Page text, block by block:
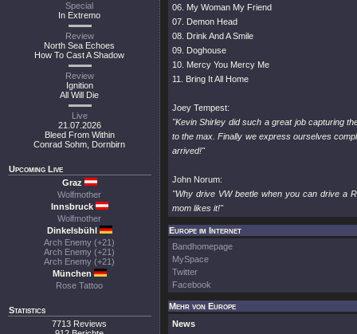
Special
In Extremo
Review
North Sea Echoes
How To Cast A Shadow
Review
Ignition
All Will Die
Live
21.07.2026
Bleed From Within
Conrad Sohm, Dornbirn
Upcoming Live
Graz
Wolfmother
Innsbruck
Wolfmother
Dinkelsbühl
Arch Enemy (+21)
Arch Enemy (+21)
Arch Enemy (+21)
München
Rose Tattoo
Statistics
7713 Reviews
06. My Woman My Friend
07. Demon Head
08. Drink And A Smile
09. Doghouse
10. Mercy You Mercy Me
11. Bring It All Home
Joey Tempest:
"Kevin Shirley did such a great job capturing
to the max. Finally we express ourselves
arrived!"
John Norum:
"Why drive VW beetle when you can drive a
mom likes it!"
Europe im Internet
Bandhomepage
MySpace
Twitter
Facebook
Mehr von Europe
News